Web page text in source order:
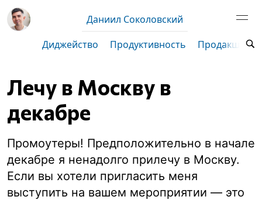
Даниил Соколовский
Диджейство
Продуктивность Продакшен
Лечу в Москву в
декабре
Промоутеры! Предположительно в начале
декабре я ненадолго прилечу в Москву.
Если вы хотели пригласить меня
выступить на вашем мероприятии — это